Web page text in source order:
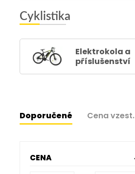
Cyklistika
Elektrokola a
příslušenství
Doporučené Cena vzest.
CENA